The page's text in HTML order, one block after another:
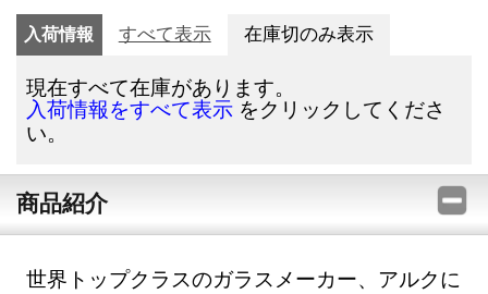
入荷情報 すべて表示 在庫切のみ表示
現在すべて在庫があります。
入荷情報をすべて表示 をクリックしてくださ
い。
商品紹介
世界トップクラスのガラスメーカー、アルクに